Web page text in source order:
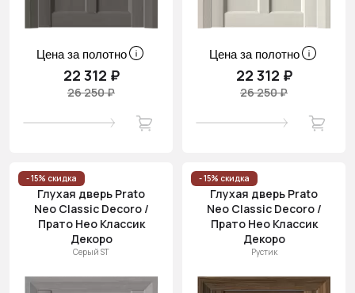
Цена за полотно
22 312 ₽
26 250 ₽
Цена за полотно
22 312 ₽
26 250 ₽
- 15% скидка
Глухая дверь Prato
Neo Classic Decoro /
Прато Нео Классик
Декоро
Серый ST
- 15% скидка
Глухая дверь Prato
Neo Classic Decoro /
Прато Нео Классик
Декоро
Рустик